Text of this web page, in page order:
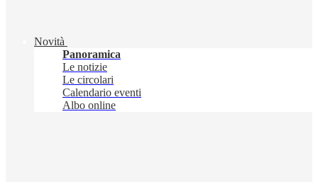
Novità
Panoramica
Le notizie
Le circolari
Calendario eventi
Albo online